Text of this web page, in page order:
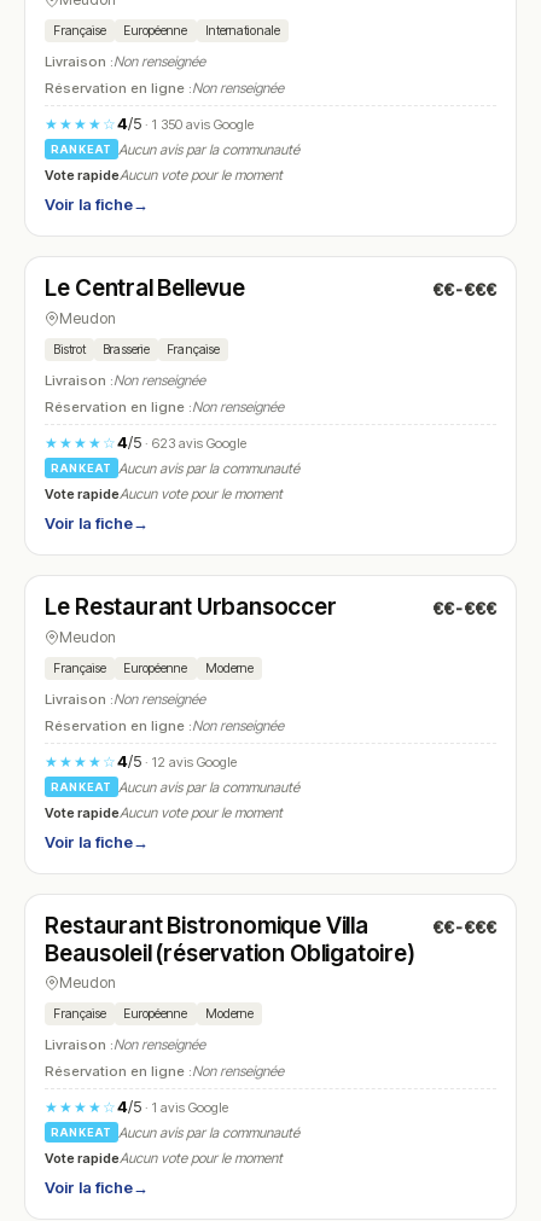
Française Européenne Internationale
Livraison :Non renseignée
Réservation en ligne :Non renseignée
★★★★☆4/5· 1 350 avis Google
RANKEAT
Aucun avis par la communauté
Vote rapideAucun vote pour le moment
Voir la fiche→
N° 19
Le Central Bellevue €€-€€€
Meudon
Bistrot Brasserie Française
Livraison :Non renseignée
Réservation en ligne :Non renseignée
★★★★☆4/5· 623 avis Google
RANKEAT
Aucun avis par la communauté
Vote rapideAucun vote pour le moment
Voir la fiche→
N° 20
Le Restaurant Urbansoccer €€-€€€
Meudon
Française Européenne Moderne
Livraison :Non renseignée
Réservation en ligne :Non renseignée
★★★★☆4/5· 12 avis Google
RANKEAT
Aucun avis par la communauté
Vote rapideAucun vote pour le moment
Voir la fiche→
N° 21
Restaurant Bistronomique Villa
Beausoleil (réservation Obligatoire)
€€-€€€
Meudon
Française Européenne Moderne
Livraison :Non renseignée
Réservation en ligne :Non renseignée
★★★★☆4/5· 1 avis Google
RANKEAT
Aucun avis par la communauté
Vote rapideAucun vote pour le moment
Voir la fiche→